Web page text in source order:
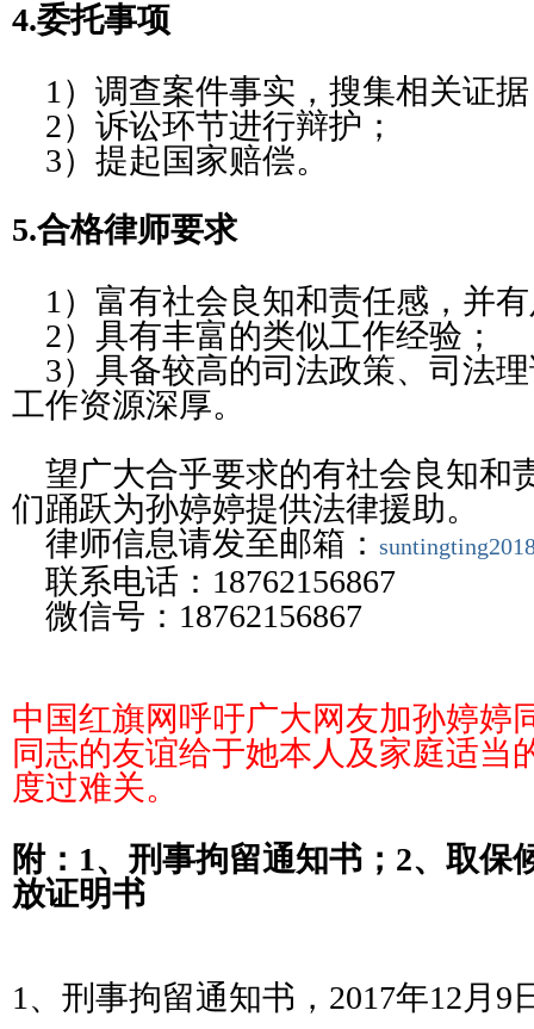
4.委托事项
1 ）调查案件事实，搜集相关证
2）诉讼环节进行辩护；
3）提起国家赔偿。
5.合格律师要求
1 ）富有社会良知和责任感，并
2）具有丰富的类似工作经验；
3）具备较高的司法政策、司法
工作资源深厚。
望广大合乎要求的有社会良知和
们踊跃为孙婷婷提供法律援助。
律师信息请发至邮箱：
联系电话： 18762156867
微信号： 18762156867
中国红旗网呼吁广大网友加孙婷婷
同志的友谊给于她本人及家庭适当
度过难关。
附： 1、刑事拘留通知书； 2、取保
放证明书
1 、刑事拘留通知书， 2017年12月 9